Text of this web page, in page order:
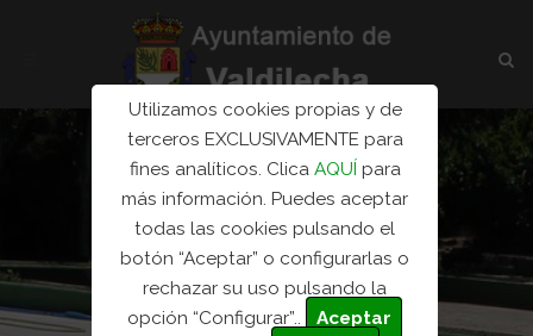
Utilizamos cookies propias y de
terceros EXCLUSIVAMENTE para
fines analíticos. Clica AQUÍ para
más información. Puedes aceptar
todas las cookies pulsando el
botón “Aceptar” o configurarlas o
rechazar su uso pulsando la
opción “Configurar”..
Aceptar